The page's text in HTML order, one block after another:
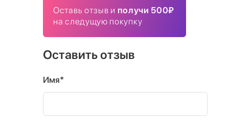
Оставь отзыв и получи 500₽
на следущую покупку
Оставить отзыв
Имя*